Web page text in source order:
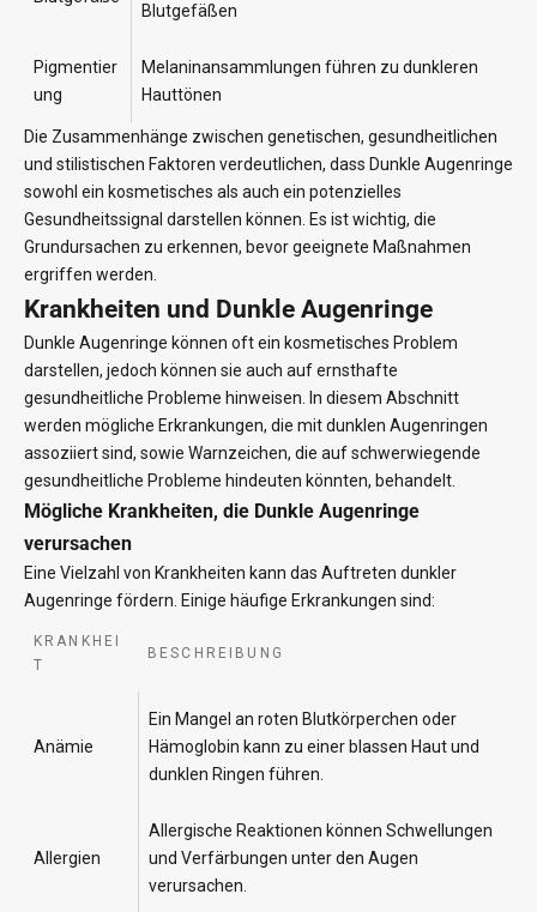
Blutgefäßen
Pigmentier
ung
Melaninansammlungen führen zu dunkleren
Hauttönen
Die Zusammenhänge zwischen genetischen, gesundheitlichen
und stilistischen Faktoren verdeutlichen, dass Dunkle Augenringe
sowohl ein kosmetisches als auch ein potenzielles
Gesundheitssignal darstellen können. Es ist wichtig, die
Grundursachen zu erkennen, bevor geeignete Maßnahmen
ergriffen werden.
Krankheiten und Dunkle Augenringe
Dunkle Augenringe können oft ein kosmetisches Problem
darstellen, jedoch können sie auch auf ernsthafte
gesundheitliche Probleme hinweisen. In diesem Abschnitt
werden mögliche Erkrankungen, die mit dunklen Augenringen
assoziiert sind, sowie Warnzeichen, die auf schwerwiegende
gesundheitliche Probleme hindeuten könnten, behandelt.
Mögliche Krankheiten, die Dunkle Augenringe
verursachen
Eine Vielzahl von Krankheiten kann das Auftreten dunkler
Augenringe fördern. Einige häufige Erkrankungen sind:
KRANKHEI
T
BESCHREIBUNG
Anämie
Ein Mangel an roten Blutkörperchen oder
Hämoglobin kann zu einer blassen Haut und
dunklen Ringen führen.
Allergien
Allergische Reaktionen können Schwellungen
und Verfärbungen unter den Augen
verursachen.